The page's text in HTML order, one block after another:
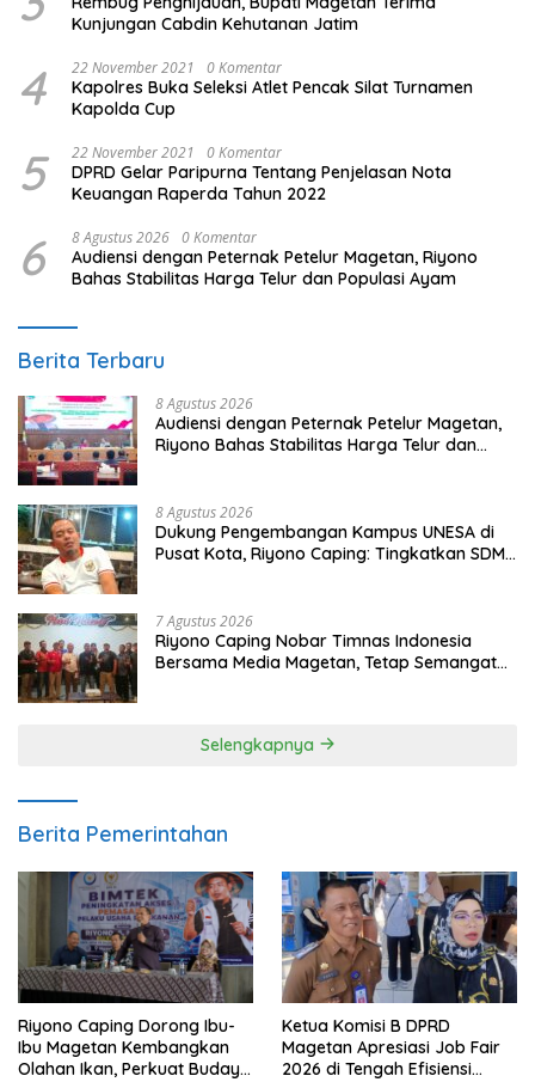
Kunjungan Cabdin Kehutanan Jatim
4 22 November 2021 0 Komentar
Kapolres Buka Seleksi Atlet Pencak Silat Turnamen
Kapolda Cup
5 22 November 2021 0 Komentar
DPRD Gelar Paripurna Tentang Penjelasan Nota
Keuangan Raperda Tahun 2022
6 8 Agustus 2026 0 Komentar
Audiensi dengan Peternak Petelur Magetan, Riyono
Bahas Stabilitas Harga Telur dan Populasi Ayam
Berita Terbaru
8 Agustus 2026
Audiensi dengan Peternak Petelur Magetan,
Riyono Bahas Stabilitas Harga Telur dan
8 Agustus 2026
Dukung Pengembangan Kampus UNESA di
Pusat Kota, Riyono Caping: Tingkatkan SDM
7 Agustus 2026
Riyono Caping Nobar Timnas Indonesia
Bersama Media Magetan, Tetap Semangat
Selengkapnya
Berita Pemerintahan
Riyono Caping Dorong Ibu-
Ibu Magetan Kembangkan
Olahan Ikan, Perkuat Budaya
Ketua Komisi B DPRD
Magetan Apresiasi Job Fair
2026 di Tengah Efisiensi